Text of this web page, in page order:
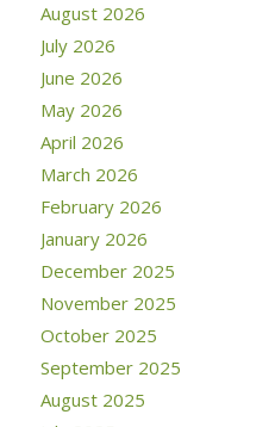
August 2026
July 2026
June 2026
May 2026
April 2026
March 2026
February 2026
January 2026
December 2025
November 2025
October 2025
September 2025
August 2025